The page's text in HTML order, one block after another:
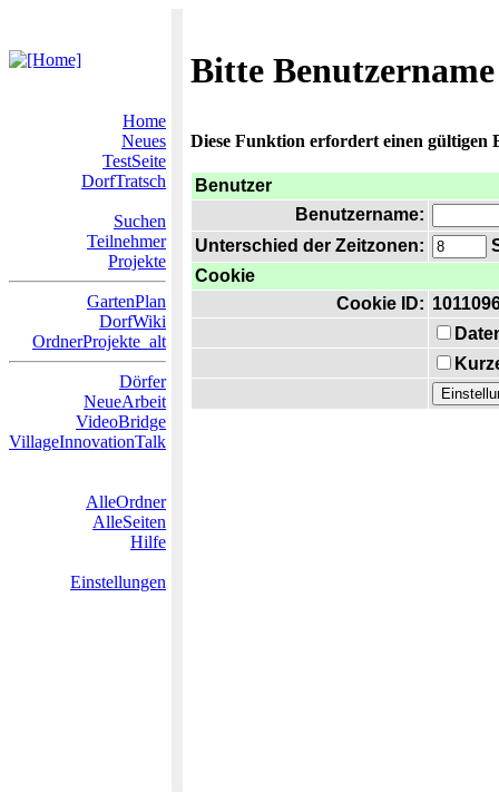
Bitte
Home
Neues
TestSeite
DorfTratsch
Suchen
Teilnehmer
Projekte
GartenPlan
DorfWiki
OrdnerProjekte_alt
Dörfer
NeueArbeit
VideoBridge
VillageInnovationTalk
AlleOrdner
AlleSeiten
Hilfe
Einstellungen
Diese Funktion erfordert einen gültigen
Benutzer
Benutzername:
Unterschied der Zeitzonen:
Cookie
Cookie ID: